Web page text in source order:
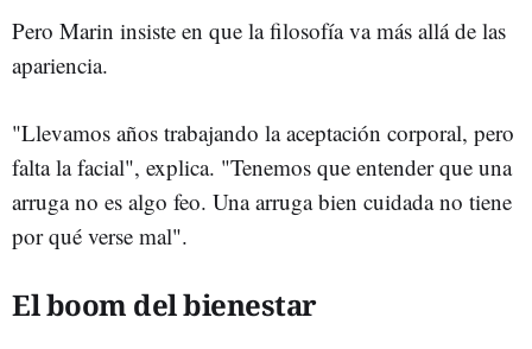
Pero Marin insiste en que la filosofía va más allá de las
apariencia.
"Llevamos años trabajando la aceptación corporal, pero
falta la facial", explica. "Tenemos que entender que una
arruga no es algo feo. Una arruga bien cuidada no tiene
por qué verse mal".
El boom del bienestar